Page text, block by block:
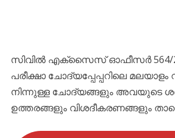
സിവിൽ എക്സൈസ് ഓഫീസർ 564/
പരീക്ഷാ ചോദ്യപ്പേപ്പറിലെ മലയാളം
നിന്നുള്ള ചോദ്യങ്ങളും അവയുടെ
ഉത്തരങ്ങളും വിശദീകരണങ്ങളും